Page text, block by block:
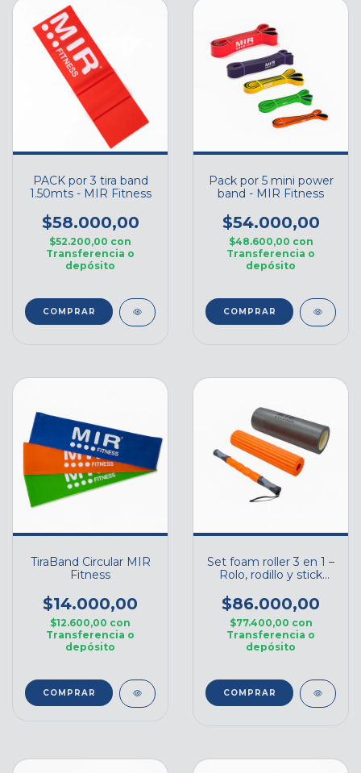
PACK por 3 tira band
1.50mts - MIR Fitness
$58.000,00
$52.200,00 con
Transferencia o
depósito
Pack por 5 mini power
band - MIR Fitness
$54.000,00
$48.600,00 con
Transferencia o
depósito
TiraBand Circular MIR
Fitness
$14.000,00
$12.600,00 con
Transferencia o
depósito
COMPRAR
Set foam roller 3 en 1 –
Rolo, rodillo y stick
Fitness
$86.000,00
$77.400,00 con
Transferencia o
depósito